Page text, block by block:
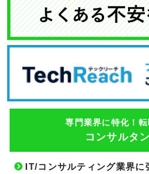
専門業界に特化！転
コンサルタ
IT/コンサルティング業界に